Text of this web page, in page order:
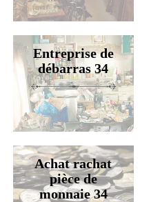
Entreprise de
débarras 34
Achat rachat
pièce de
monnaie 34